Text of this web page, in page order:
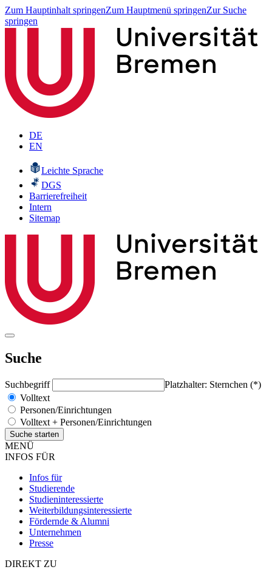
Zum Hauptinhalt springenZum Hauptmenü springenZur Suche
springen
DE
EN
Leichte Sprache
DGS
Barrierefreiheit
Intern
Sitemap
Suche
Suchbegriff
Platzhalter: Sternchen (*)
Volltext
Personen/Einrichtungen
Volltext + Personen/Einrichtungen
MENÜ
INFOS FÜR
Infos für
Studierende
Studieninteressierte
Weiterbildungsinteressierte
Fördernde & Alumni
Unternehmen
Presse
DIREKT ZU